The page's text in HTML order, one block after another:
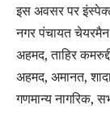
इस अवसर पर
नगर पंचायत चेयरमैन
अहमद, ताहिर
अहमद, अमानत,
गणमान्य नागरिक,